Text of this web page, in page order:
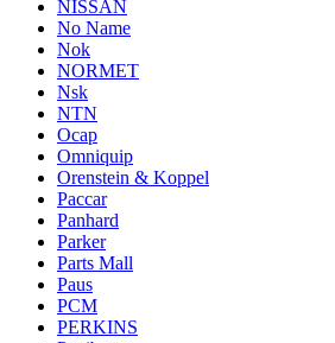
NISSAN
No Name
Nok
NORMET
Nsk
NTN
Ocap
Omniquip
Orenstein & Koppel
Paccar
Panhard
Parker
Parts Mall
Paus
PCM
PERKINS